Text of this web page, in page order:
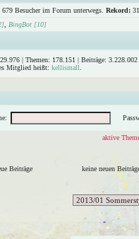
Besucher im Forum unterwegs. Rekord:
BingBot [10]
| Themen: 178.151 | Beiträge:
Mitglied heißt: kellismall
aktive
Beiträge keine neuen